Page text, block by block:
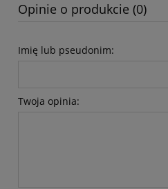
Opinie o produkcie (0)
Imię lub pseudonim:
Twoja opinia: